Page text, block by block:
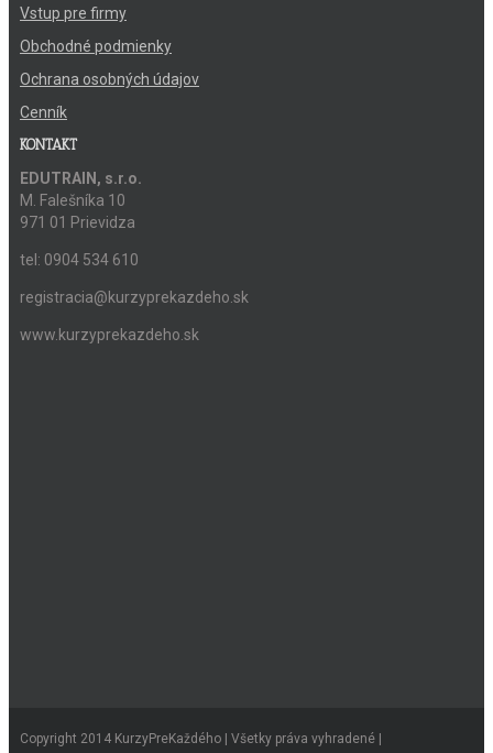
Vstup pre firmy
Obchodné podmienky
Ochrana osobných údajov
Cenník
KONTAKT
EDUTRAIN, s.r.o.
M. Falešníka 10
971 01 Prievidza
tel: 0904 534 610
registracia@kurzyprekazdeho.sk
www.kurzyprekazdeho.sk
Copyright 2014 KurzyPreKaždého | Všetky práva vyhradené |